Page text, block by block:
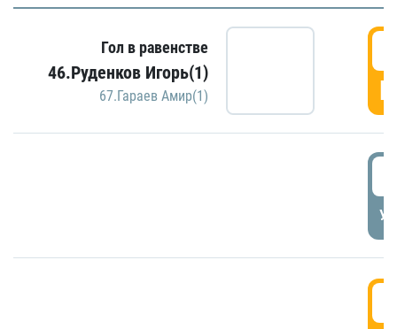
Гол в равенстве
46.Руденков Игорь(1)
67.Гараев Амир(1)